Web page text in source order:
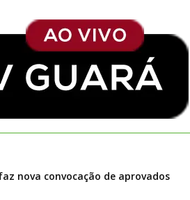
nova convocação de aprovados